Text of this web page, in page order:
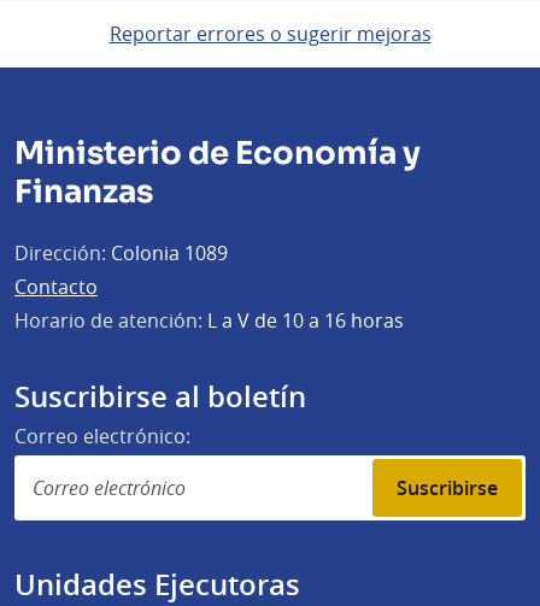
Reportar errores o sugerir mejoras
Ministerio de Economía y
Finanzas
Dirección: Colonia 1089
Contacto
Horario de atención: L a V de 10 a 16 horas
Suscribirse al boletín
Correo electrónico:
Suscribirse
Unidades Ejecutoras